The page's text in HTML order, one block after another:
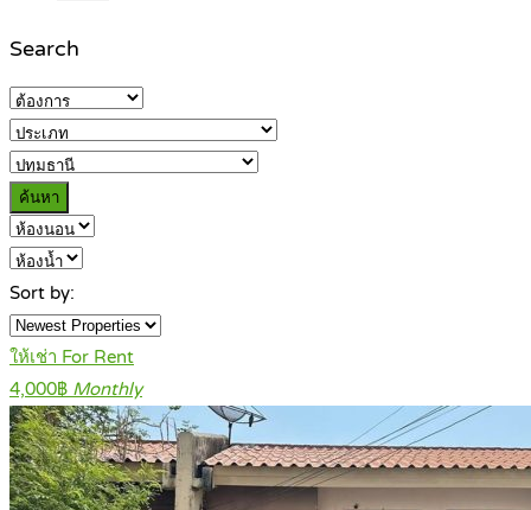
Search
ค้นหา
Sort by:
ให้เช่า For Rent
4,000฿ Monthly